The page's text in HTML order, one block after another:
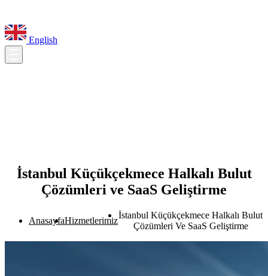
English
İstanbul Küçükçekmece Halkalı Bulut
Çözümleri ve SaaS Geliştirme
AnasayfaHizmetlerimiz
İstanbul Küçükçekmece Halkalı Bulut
Çözümleri Ve SaaS Geliştirme